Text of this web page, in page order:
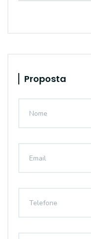
Proposta